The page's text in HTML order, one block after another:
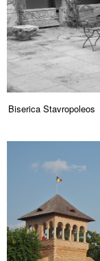
Biserica Stavropoleos